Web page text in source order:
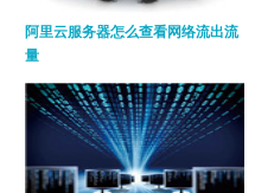
阿里云服务器怎么查看网络流出流
量